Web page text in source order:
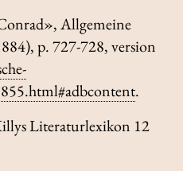
Allgemeine
p. 727-728, version
.
Literaturlexikon 12